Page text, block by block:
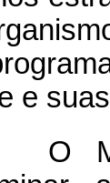
e
O